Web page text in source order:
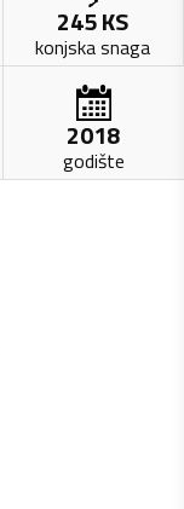
245KS
konjska snaga
2018
godište